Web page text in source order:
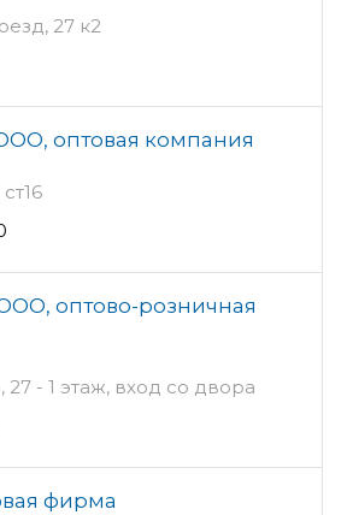
27 к2
оптовая компания
оптово-розничная
- 1 этаж, вход со двора
фирма